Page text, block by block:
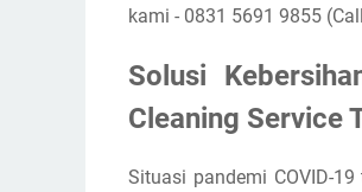
kami - 0831 5691 9855
Solusi
Cleaning Service
Situasi pandemi COVID-